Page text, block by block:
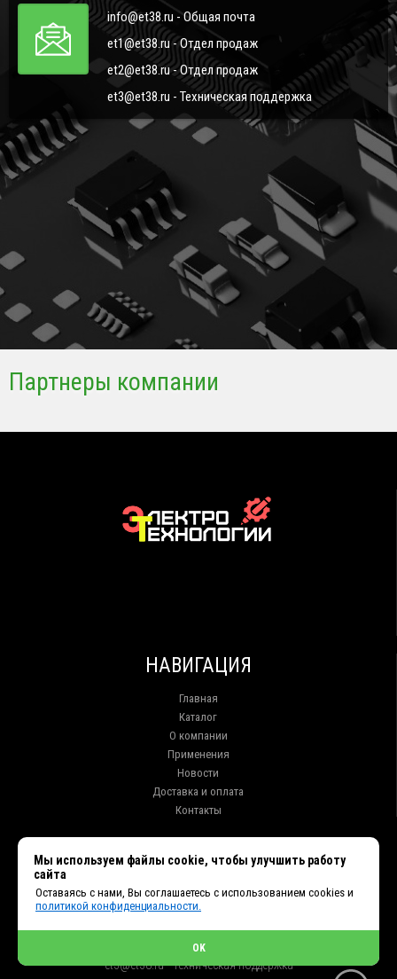
info@et38.ru - Общая почта
et1@et38.ru - Отдел продаж
et2@et38.ru - Отдел продаж
et3@et38.ru - Техническая поддержка
Партнеры компании
НАВИГАЦИЯ
Главная
Каталог
О компании
Применения
Новости
Доставка и оплата
Контакты
+7 (914) 010-76-83, 8 (3952) 93-27-93 - Отдел продаж
+7 (950) 075-85-99 - Техническая поддержка
et2@et38.ru - Отдел продаж
et3@et38.ru - Техническая поддержка
Мы используем файлы cookie, чтобы улучшить работу
сайта
Оставаясь с нами, Вы соглашаетесь с использованием cookies и
политикой конфиденциальности.
OK